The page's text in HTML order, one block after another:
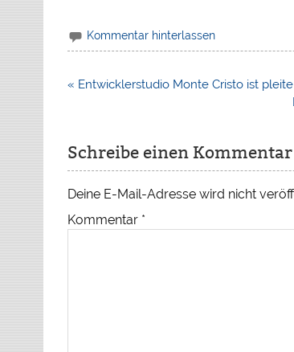
Kommentar hinterlassen
Beitragsnavigation
« Entwicklerstudio Monte Cristo ist pleite
Schreibe einen Kommentar
Deine E-Mail-Adresse wird nicht
Kommentar *